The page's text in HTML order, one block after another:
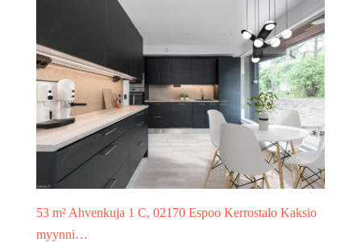
53 m² Ahvenkuja 1 C, 02170 Espoo Kerrostalo Kaksio
myynni…